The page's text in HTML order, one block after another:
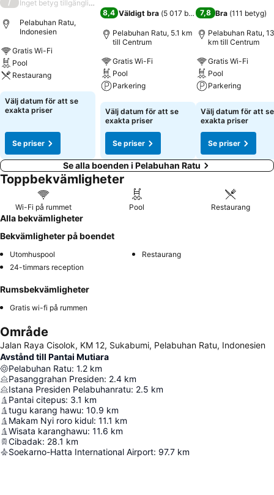
/ Inget betyg tillgängligt
Pelabuhan Ratu,
Indonesien
Gratis Wi-Fi
Pool
Restaurang
Se priser
Välj datum för att se
exakta priser
Se priser
8,4 Väldigt bra (5 017 betyg)
Pelabuhan Ratu, 5.1 km
till Centrum
Gratis Wi-Fi
Pool
Parkering
Se priser
Välj datum för att se
exakta priser
Se priser
7,8 Bra (111 betyg)
Pelabuhan Ratu,
km till Centrum
Gratis Wi-Fi
Pool
Parkering
Se priser
Välj datum för att se
exakta priser
Se priser
Se alla boenden i Pelabuhan Ratu
Toppbekvämligheter
Wi-Fi på rummet Pool Restaurang
Alla bekvämligheter
Bekvämligheter på boendet
Utomhuspool
Restaurang
24-timmars reception
Rumsbekvämligheter
Gratis wi-fi på rummen
Område
Jalan Raya Cisolok, KM 12, Sukabumi, Pelabuhan Ratu, Indonesien
Avstånd till Pantai Mutiara
Pelabuhan Ratu: 1.2 km
Pasanggrahan Presiden: 2.4 km
Istana Presiden Pelabuhanratu: 2.5 km
Pantai citepus: 3.1 km
tugu karang hawu: 10.9 km
Makam Nyi roro kidul: 11.1 km
Wisata karanghawu: 11.6 km
Cibadak: 28.1 km
Soekarno-Hatta International Airport: 97.7 km